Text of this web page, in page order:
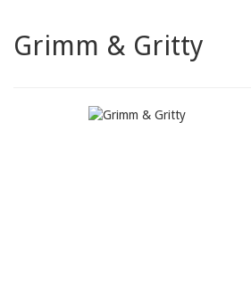
Grimm & Gritty